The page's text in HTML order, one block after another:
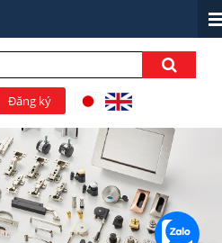
Đăng ký